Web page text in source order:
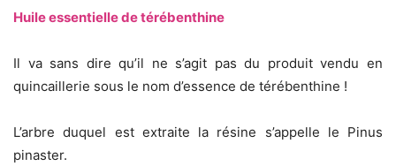
Huile essentielle de térébenthine
Il va sans dire qu’il ne s’agit pas du produit vendu en
quincaillerie sous le nom d’essence de térébenthine !
L’arbre duquel est extraite la résine s’appelle le Pinus
pinaster.